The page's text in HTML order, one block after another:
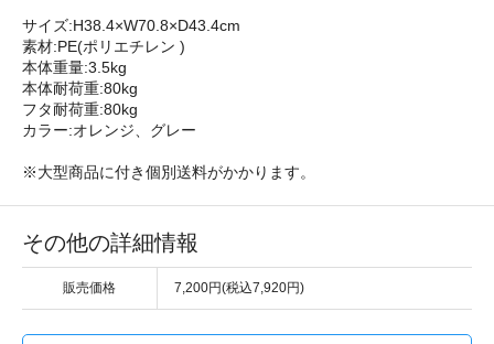
サイズ:H38.4×W70.8×D43.4cm
素材:PE(ポリエチレン )
本体重量:3.5kg
本体耐荷重:80kg
フタ耐荷重:80kg
カラー:オレンジ、グレー
※大型商品に付き個別送料がかかります。
その他の詳細情報
販売価格 7,200円(税込7,920円)